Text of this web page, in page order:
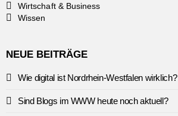
Wirtschaft & Business
Wissen
NEUE BEITRÄGE
Wie digital ist Nordrhein-Westfalen wirklich?
Sind Blogs im WWW heute noch aktuell?